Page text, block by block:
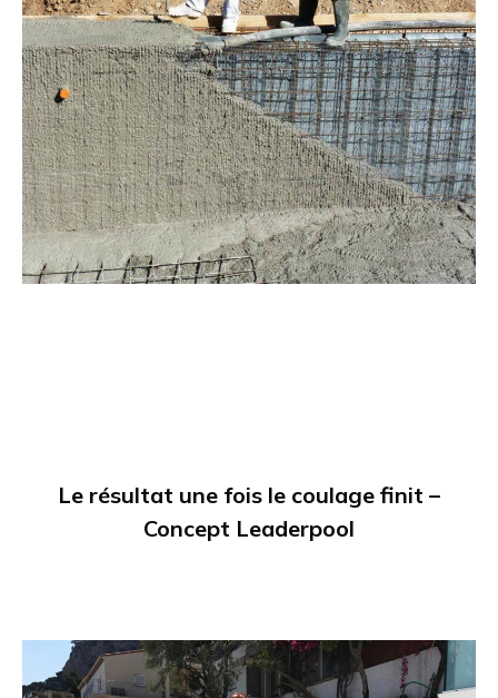
Le résultat une fois le coulage finit –
Concept Leaderpool